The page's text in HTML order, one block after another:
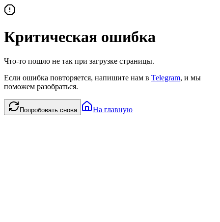
Критическая ошибка
Что-то пошло не так при загрузке страницы.
Если ошибка повторяется, напишите нам в Telegram, и мы
поможем разобраться.
Попробовать снова На главную